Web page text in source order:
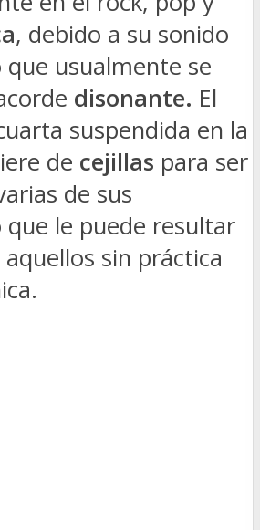
, debido a su sonido
usualmente se
disonante. El
suspendida en la
de cejillas para ser
de sus
que le puede resultar
sin práctica